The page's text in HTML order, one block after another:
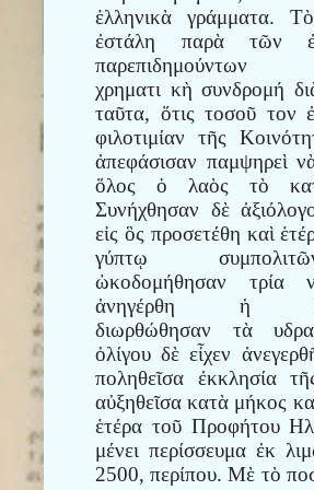
ἑλληνικὰ γράμματα.
ἐστάλη παρὰ τῶν
παρεπιδημούντων
χρηματι κὴ συνδρομή
ταῦτα, ὅτις τοσοῦ τον
φιλοτιμίαν τῆς
ἀπεφάσισαν παμψηρεὶ
ὅλος ὁ λαὸς τὸ
Συνήχθησαν δὲ
εἰς ὃς προσετέθη καὶ
γύπτῳ
ὠκοδομήθησαν τρία
ἀνηγέρθη ἡ
διωρθώθησαν τὰ
ὀλίγου δὲ εἶχεν
ποληθεῖσα ἐκκλησία
αὐξηθεῖσα κατὰ μήκος
ἑτέρα τοῦ Προφήτου
μένει περίσσευμα ἐκ
2500, περίπου. Μὲ τὸ